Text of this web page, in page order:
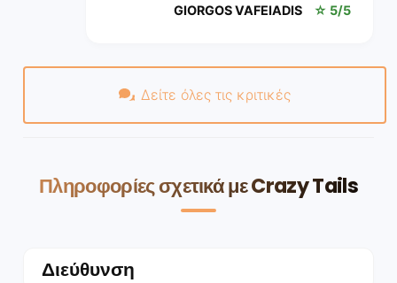
GIORGOS VAFEIADIS ☆ 5/5
Δείτε όλες τις κριτικές
Πληροφορίες σχετικά με Crazy Tails
Διεύθυνση